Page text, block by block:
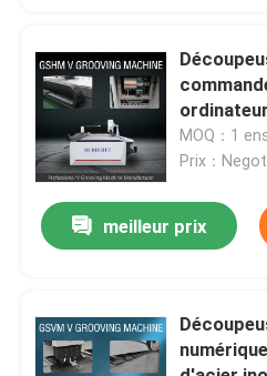
Contrôle de qualité
Demandez une citation
V à grande vitesse
V automatique cannelant
de la
MOQ：1
Prix：
meilleur prix